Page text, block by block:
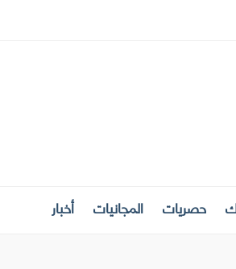
حصريات المجانيات أخبار